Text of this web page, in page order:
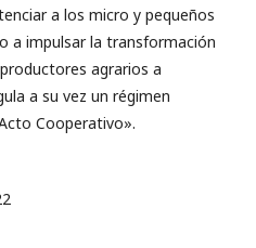
a los micro y pequeños
a impulsar la transformación
agrarios a
a su vez un régimen
Cooperativo».